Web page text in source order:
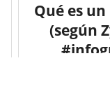
Qué es
(según